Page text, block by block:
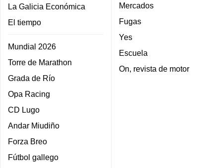
La Galicia Económica
El tiempo
Mundial 2026
Torre de Marathon
Grada de Río
Opa Racing
CD Lugo
Andar Miudiño
Forza Breo
Fútbol gallego
Mercados
Fugas
Yes
Escuela
On, revista de motor